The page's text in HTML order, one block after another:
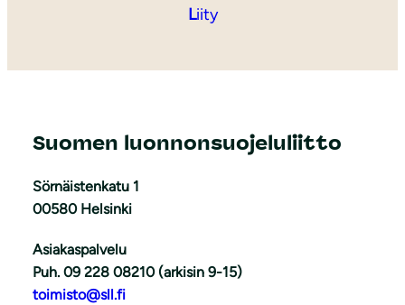
Liity
Suomen luonnonsuojeluliitto
Sörnäistenkatu 1
00580 Helsinki
Asiakaspalvelu
Puh. 09 228 08210 (arkisin 9-15)
toimisto@sll.fi